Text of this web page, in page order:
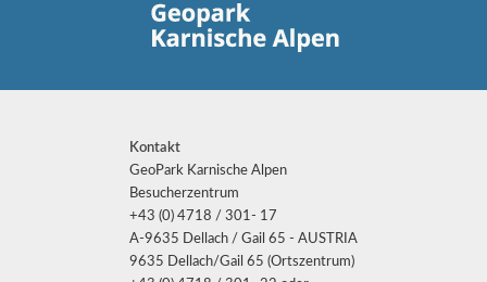
Kontakt
GeoPark Karnische Alpen
Besucherzentrum
+43 (0) 4718 / 301- 17
A-9635 Dellach / Gail 65 - AUSTRIA
9635 Dellach/Gail 65 (Ortszentrum)